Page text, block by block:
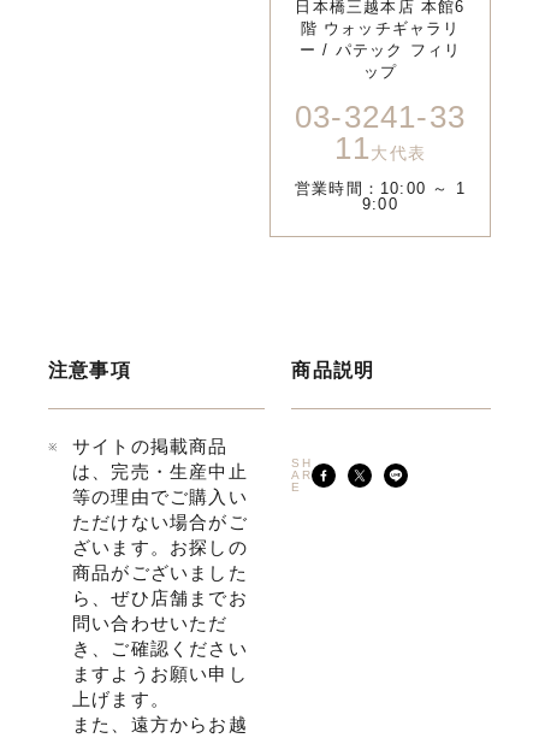
日本橋三越本店 本館6
階 ウォッチギャラリ
ー / パテック フィリ
ップ
03-3241-33
11大代表
営業時間：10:00 ～ 1
9:00
注意事項
サイトの掲載商品
は、完売・生産中止
等の理由でご購入い
ただけない場合がご
ざいます。お探しの
商品がございました
ら、ぜひ店舗までお
問い合わせいただ
き、ご確認ください
ますようお願い申し
上げます。
また、遠方からお越
商品説明
SH
AR
E